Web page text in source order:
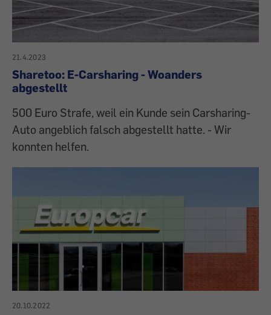
21.4.2023
Sharetoo: E-Carsharing - Woanders
abgestellt
500 Euro Strafe, weil ein Kunde sein Carsharing-
Auto angeblich falsch abgestellt hatte. - Wir
konnten helfen.
20.10.2022